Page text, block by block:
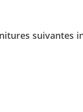
suivantes